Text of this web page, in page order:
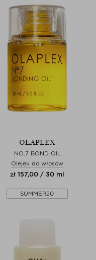
OLAPLEX
NO.7 BOND OIL
Olejek do włosów
zł 157,00 / 30 ml
SUMMER20